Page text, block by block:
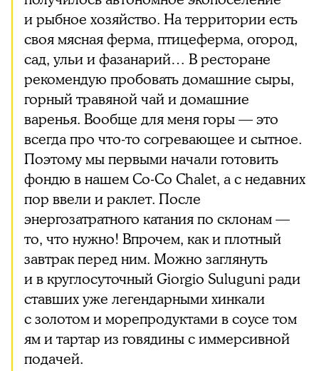
и рыбное хозяйство. На территории есть
своя мясная ферма, птицеферма, огород,
сад, ульи и фазанарий… В ресторане
рекомендую пробовать домашние сыры,
горный травяной чай и домашние
варенья. Вообще для меня горы — это
всегда про что-то согревающее и сытное.
Поэтому мы первыми начали готовить
фондю в нашем Co-Co Chalet, а с недавних
пор ввели и раклет. После
энергозатратного катания по склонам —
то, что нужно! Впрочем, как и плотный
завтрак перед ним. Можно заглянуть
и в круглосуточный Giorgio Suluguni ради
ставших уже легендарными хинкали
с золотом и морепродуктами в соусе том
ям и тартар из говядины с иммерсивной
подачей.